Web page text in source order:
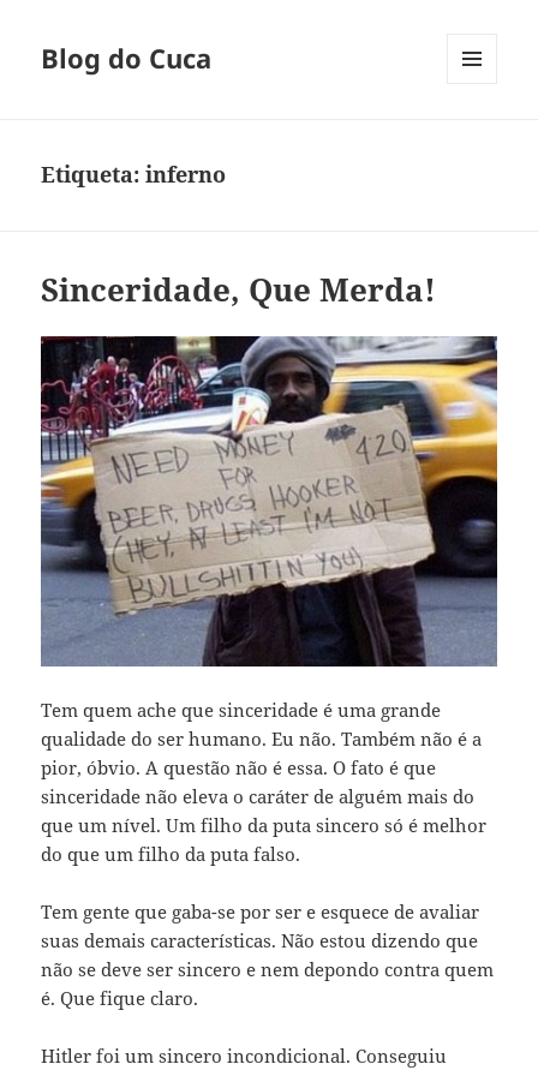
Blog do Cuca
Etiqueta:inferno
Sinceridade, Que Merda!
Tem quem ache que sinceridade é uma grande
qualidade do ser humano. Eu não. Também não é a
pior, óbvio. A questão não é essa. O fato é que
sinceridade não eleva o caráter de alguém mais do
que um nível. Um filho da puta sincero só é melhor
do que um filho da puta falso.
Tem gente que gaba-se por ser e esquece de avaliar
suas demais características. Não estou dizendo que
não se deve ser sincero e nem depondo contra quem
é. Que fique claro.
Hitler foi um sincero incondicional. Conseguiu